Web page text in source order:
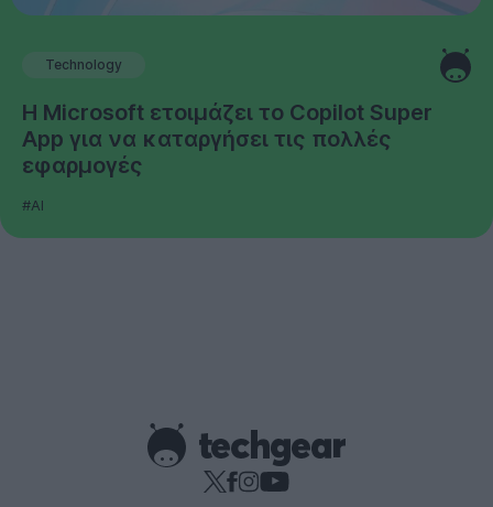
Technology
Η Microsoft ετοιμάζει το Copilot Super
App για να καταργήσει τις πολλές
εφαρμογές
#AI